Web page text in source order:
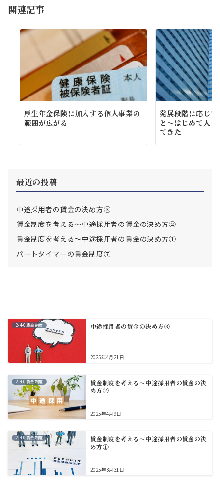
ン
関連記事
厚生年金保険に加入する個人事業の
範囲が広がる
発展段階に応じ
と～はじめて人
てきた
最近の投稿
中途採用者の賃金の決め方③
賃金制度を考える～中途採用者の賃金の決め方②
賃金制度を考える～中途採用者の賃金の決め方①
パートタイマーの賃金制度⑦
2-4-0.賃金制度 中途採用者の賃金の決め方③
2025年4月21日
2-4-0.賃金制度
賃金制度を考える～中途採用者の賃金の決
め方②
2025年4月9日
2-4-0.賃金制度
賃金制度を考える～中途採用者の賃金の決
め方①
2025年3月31日